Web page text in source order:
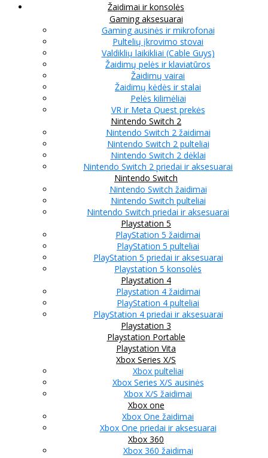
Žaidimai ir konsolės
Gaming aksesuarai
Gaming ausinės ir mikrofonai
Pultelių įkrovimo stovai
Valdiklių laikikliai (Cable Guys)
Žaidimų pelės ir klaviatūros
Žaidimų vairai
Žaidimų kėdės ir stalai
Pelės kilimėliai
VR ir Meta Quest prekės
Nintendo Switch 2
Nintendo Switch 2 žaidimai
Nintendo Switch 2 pulteliai
Nintendo Switch 2 dėklai
Nintendo Switch 2 priedai ir aksesuarai
Nintendo Switch
Nintendo Switch žaidimai
Nintendo Switch pulteliai
Nintendo Switch priedai ir aksesuarai
Playstation 5
PlayStation 5 žaidimai
PlayStation 5 pulteliai
PlayStation 5 priedai ir aksesuarai
Playstation 5 konsolės
Playstation 4
Playstation 4 žaidimai
PlayStation 4 pulteliai
PlayStation 4 priedai ir aksesuarai
Playstation 3
Playstation Portable
Playstation Vita
Xbox Series X/S
Xbox pulteliai
Xbox Series X/S ausinės
Xbox X/S žaidimai
Xbox one
Xbox One žaidimai
Xbox One priedai ir aksesuarai
Xbox 360
Xbox 360 žaidimai